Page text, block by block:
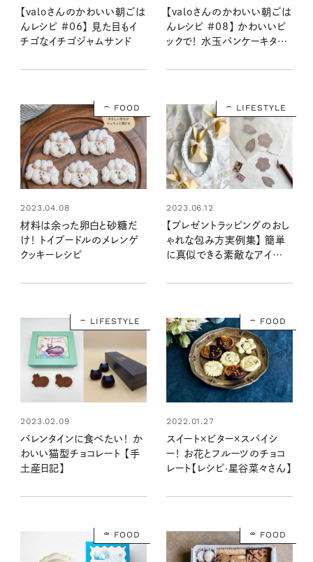
【valoさんのかわいい朝ごは
んレシピ #06】 見た目もイ
チゴなイチゴジャムサンド
【valoさんのかわいい朝ごは
んレシピ #08】 かわいいピ
ックで！ 水玉パンケーキタワ
FOOD
2023.04.08
材料は余った卵白と砂糖だ
け！ トイプードルのメレンゲ
クッキーレシピ
LIFESTYLE
2023.06.12
【プレゼントラッピングのおし
ゃれな包み方実例集】 簡単
に真似できる素敵なアイデ
LIFESTYLE
2023.02.09
バレンタインに食べたい！ か
わいい猫型チョコレート 【手
土産日記】
FOOD
2022.01.27
スイート×ビター×スパイシ
ー！ お花とフルーツのチョコ
レート【レシピ·星谷菜々さん】
FOOD FOOD